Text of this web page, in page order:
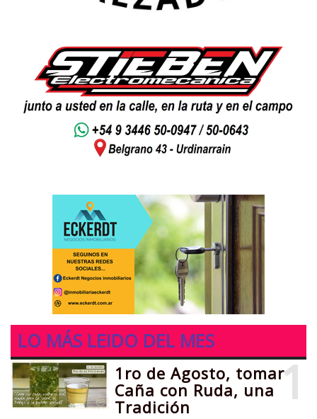
LO MÁS LEIDO DEL MES
1
1ro de Agosto, tomar
Caña con Ruda, una
Tradición